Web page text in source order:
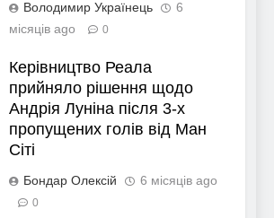
Володимир Українець
6
місяців ago
0
Керівництво Реала
прийняло рішення щодо
Андрія Луніна після 3-х
пропущених голів від Ман
Сіті
Бондар Олексій 6 місяців ago
0